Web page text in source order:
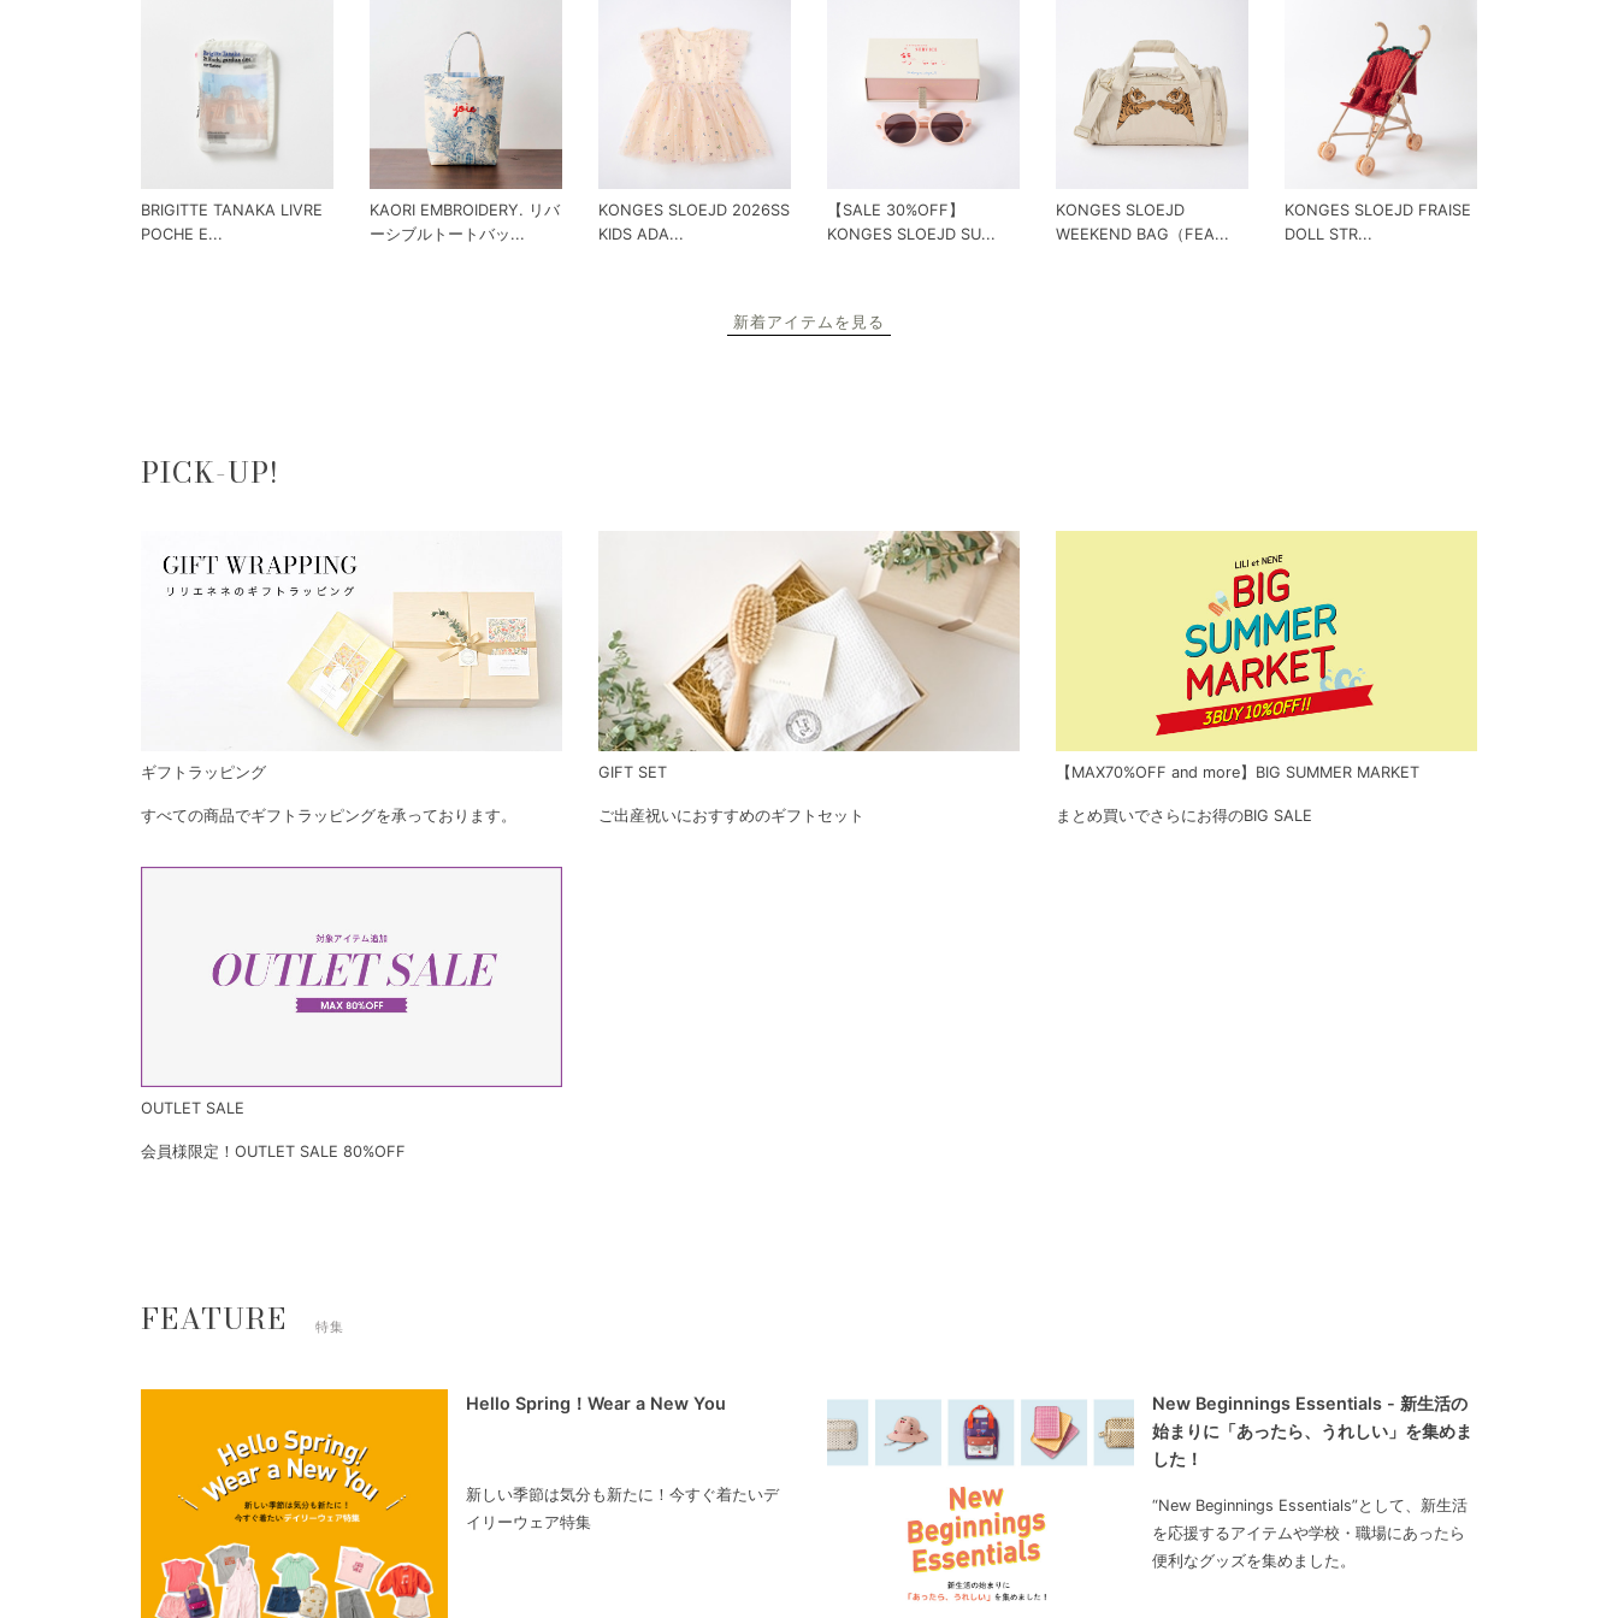
BRIGITTE TANAKA LIVRE
POCHE E...
KAORI EMBROIDERY. リバ
ーシブルトートバッ...
KONGES SLOEJD 2026SS
KIDS ADA...
【SALE 30%OFF】
KONGES SLOEJD SU...
KONGES SLOEJD
WEEKEND BAG（FEA...
KONGES SLOEJD FRAISE
DOLL STR...
新着アイテムを見る
PICK-UP!
ギフトラッピング
すべての商品でギフトラッピングを承っております。
GIFT SET
ご出産祝いにおすすめのギフトセット
【MAX70%OFF and more】BIG SUMMER MARKET
まとめ買いでさらにお得のBIG SALE
OUTLET SALE
会員様限定！OUTLET SALE 80%OFF
FEATURE 特集
Hello Spring！Wear a New You
新しい季節は気分も新たに！今すぐ着たいデ
イリーウェア特集
New Beginnings Essentials - 新生活の
始まりに「あったら、うれしい」を集めま
した！
“New Beginnings Essentials”として、新生活
を応援するアイテムや学校・職場にあったら
便利なグッズを集めました。